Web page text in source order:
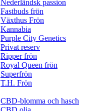
Nederländsk passion
Fastbuds frön
Växthus Frön
Kannabia
Purple City Genetics
Privat reserv
Ripper frön
Royal Queen frön
Superfrön
T.H. Frön
CBD-blomma och hasch